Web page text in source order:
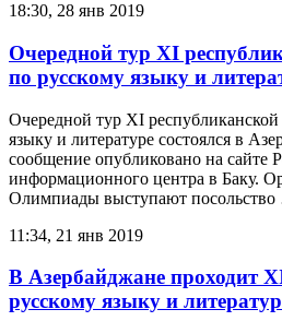
18:30, 28 янв 2019
Очередной тур ХI
по русскому языку и
Очередной тур ХI
языку и литературе состоялся в
сообщение опубликовано на сайте
информационного центра в Баку.
Олимпиады выступают
11:34, 21 янв 2019
В Азербайджане проходит
русскому языку и